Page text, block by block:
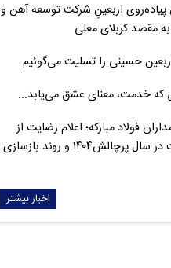
پیاده‌روی اربعینِ شرکت توسعه آهن و
به مقصد کربلای معلی
حسینی را تسلیت می‌گوئیم
که خدمت، معنای عشق می‌یابد...
فولاد مبارکه؛ اعلام رضایت از
عملکرد مثبت در سال پرچالش۱۴۰۴ و روند بازسازی
اخبار بیشتر